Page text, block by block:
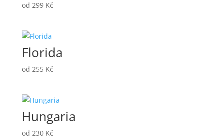
od 299 Kč
Florida
od 255 Kč
Hungaria
od 230 Kč